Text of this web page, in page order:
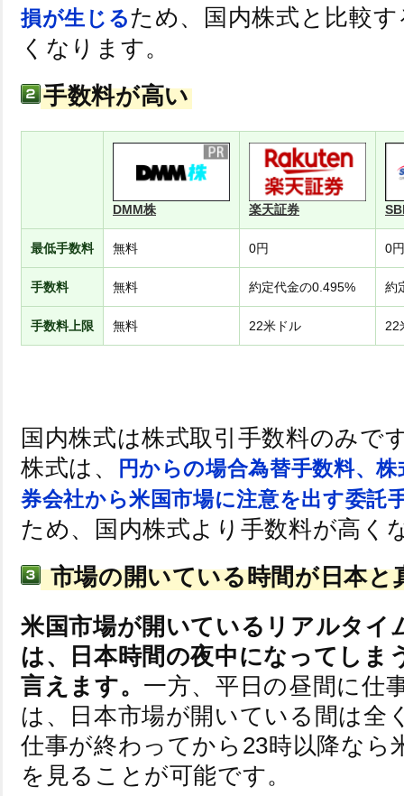
損が生じるため、国内株式と比較
くなります。
手数料が高い
DMM株 楽天証券
最低手数料 無料 0円 0円
手数料 無料 約定代金の0.495% 約
手数料上限 無料 22米ドル 22
国内株式は株式取引手数料のみで
株式は、
円からの場合為替手数料、
券会社から米国市場に注意を出す委託
ため、国内株式より手数料が高く
市場の開いている時間が日本と
米国市場が開いているリアルタイ
は、日本時間の夜中になってしま
言えます。 一方、平日の昼間に仕
は、日本市場が開いている間は全
仕事が終わってから23時以降なら
を見ることが可能です。